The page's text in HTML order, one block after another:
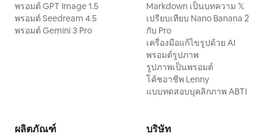
พรอมต์ GPT Image 1.5
พรอมต์ Seedream 4.5
พรอมต์ Gemini 3 Pro
Markdown เป็นบทความ 𝕏
เปรียบเทียบ Nano Banana 2
กับ Pro
เครื่องมือแก้ไขรูปด้วย AI
พรอมต์รูปภาพ
รูปภาพเป็นพรอมต์
โค้ชอาชีพ Lenny
แบบทดสอบบุคลิกภาพ ABTI
ผลิตภัณฑ์ บริษัท